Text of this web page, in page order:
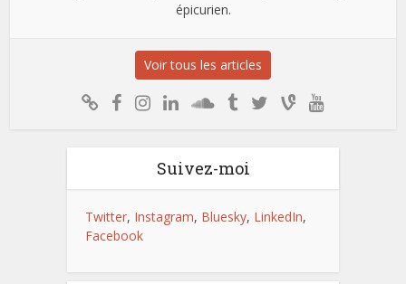
épicurien.
Voir tous les articles
Suivez-moi
Twitter, Instagram, Bluesky, LinkedIn,
Facebook